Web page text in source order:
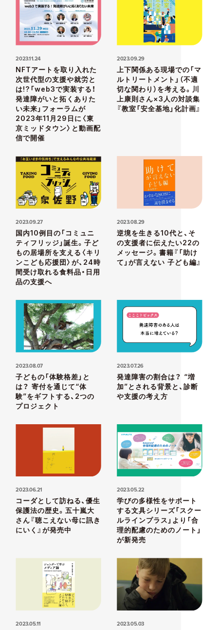
2023.11.24
NFTアートを取り入れた
次世代型の支援や就労と
は!?「web3で実装する！
発達障がいと拓くありた
い未来」フォーラムが
2023年11月29日に〈東
京ミッドタウン〉と動画配
信で開催
2023.09.29
上下関係ある現場での「マ
ルトリートメント」（不適
切な関わり）を考える。川
上康則さん×3人の対談集
『教室「安全基地」化計画』
2023.09.27
国内10例目の「コミュニ
ティフリッジ」誕生。子ど
もの居場所を支える〈キリ
ンこども応援団〉が、24時
間受け取れる食料品・日用
品の支援へ
2023.08.29
逆境を生きる10代と、そ
の支援者に伝えたい22の
メッセージ。書籍『「助け
て」が言えない 子ども編』
2023.08.07
子どもの「体験格差」と
は？ 寄付を通じて“体
験”をギフトする、2つの
プロジェクト
2023.07.26
発達障害の割合は？ “増
加”とされる背景と、診断
や支援の考え方
2023.06.21
コーダとして訪ねる、優生
保護法の歴史。五十嵐大
さん『聴こえない母に訊き
にいく』が発売中
2023.05.22
学びの多様性をサポート
する文具シリーズ「スクー
ルラインプラス」より「合
理的配慮のためのノート」
が新発売
2023.05.11 2023.05.03